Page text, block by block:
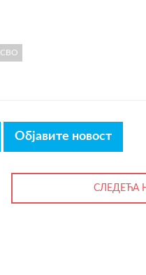
СВО
Објавите новост
СЛЕДЕЋА